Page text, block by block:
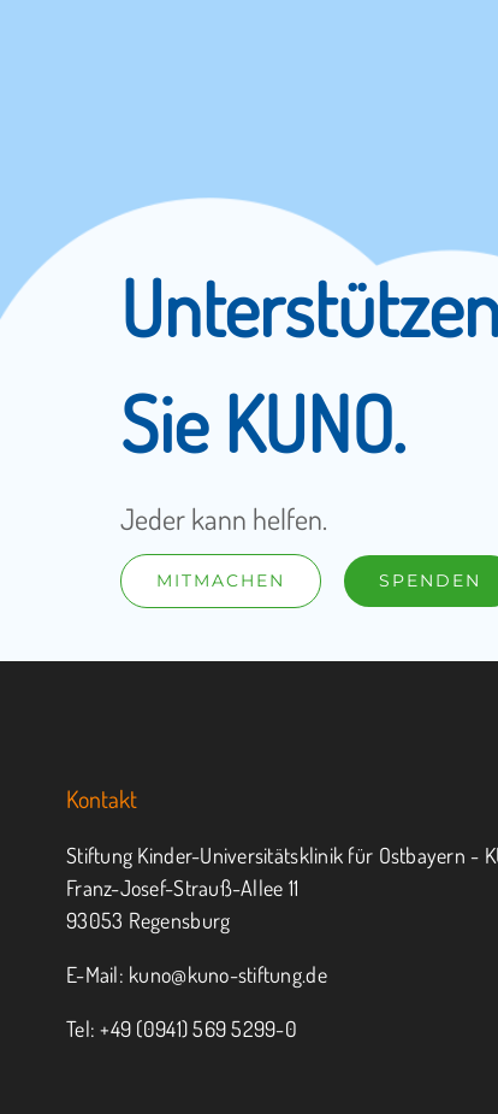
Sie KUNO.
Jeder kann helfen.
MITMACHEN SPENDEN
Kontakt
Stiftung Kinder-Universitätsklinik für Ostbayern -
Franz-Josef-Strauß-Allee 11
93053 Regensburg
E-Mail: kuno@kuno-stiftung.de
Tel: +49 (0941) 569 5299-0